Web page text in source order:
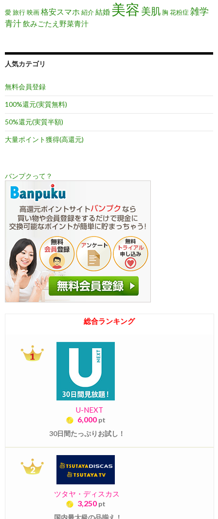
愛旅行映画格安スマホ 紹介結婚 美容 美肌 胸 花粉症 雑学
青汁飲みごたえ野菜青汁
人気カテゴリ
無料会員登録
100%還元(実質無料)
50%還元(実質半額)
大量ポイント獲得(高還元)
バンプクって？
総合ランキング
U-NEXT
6,000 pt
30日間たっぷりお試し！
ツタヤ・ディスカス
3,250 pt
国内最大級の品揃え！